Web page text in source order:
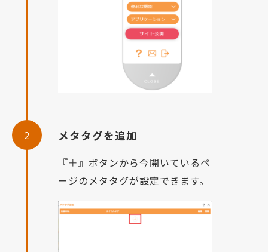
2 メタタグを追加
『＋』ボタンから今開いているペ
ージのメタタグが設定できます。